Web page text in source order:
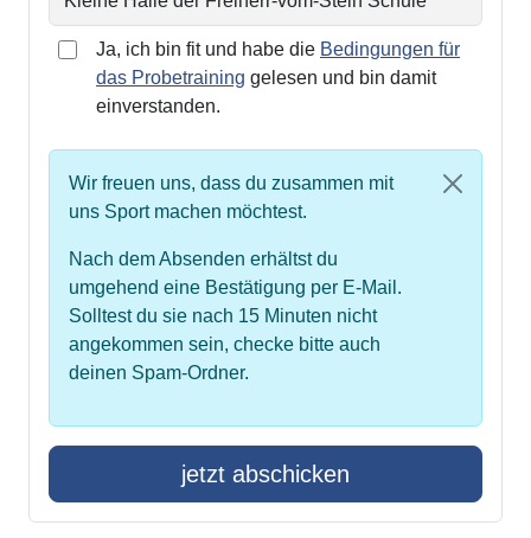
Ja, ich bin fit und habe die Bedingungen für
das Probetraining gelesen und bin damit
einverstanden.
Wir freuen uns, dass du zusammen mit
uns Sport machen möchtest.
Nach dem Absenden erhältst du
umgehend eine Bestätigung per E-Mail.
Solltest du sie nach 15 Minuten nicht
angekommen sein, checke bitte auch
deinen Spam-Ordner.
jetzt abschicken